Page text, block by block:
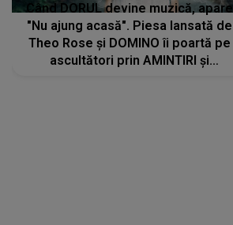
Când DORUL devine muzică, apare
"Nu ajung acasă". Piesa lansată de
Theo Rose și DOMINO îi poartă pe
ascultători prin AMINTIRI și